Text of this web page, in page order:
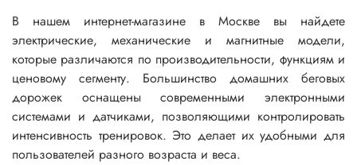
В нашем интернет-магазине в Москве вы найдете
электрические, механические и магнитные модели,
которые различаются по производительности, функциям и
ценовому сегменту. Большинство домашних беговых
дорожек оснащены современными электронными
системами и датчиками, позволяющими контролировать
интенсивность тренировок. Это делает их удобными для
пользователей разного возраста и веса.